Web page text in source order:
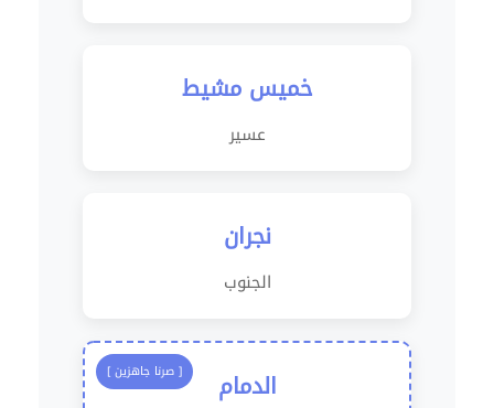
خميس مشيط
عسير
نجران
الجنوب
[ صرنا جاهزين ] الدمام